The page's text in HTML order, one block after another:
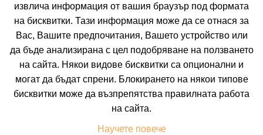
УДОБСТВА В ХОТЕЛА FAQ ЗА ХОТЕЛА
извлича информация от вашия браузър под формата
на бисквитки. Тази информация може да се отнася за
Вас, Вашите предпочитания, Вашето устройство или
да бъде анализирана с цел подобряване на ползването
на сайта. Някои видове бисквитки са опционални и
могат да бъдат спрени. Блокирането на някои типове
бисквитки може да възпрепятства правилната работа
на сайта.
Научете повече